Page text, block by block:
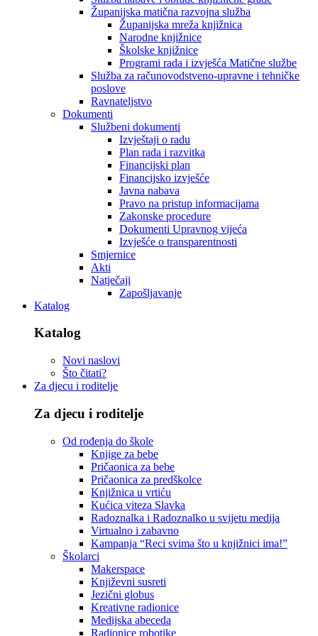
Županijska matična razvojna služba
Županijska mreža knjižnica
Narodne knjižnice
Školske knjižnice
Programi rada i izvješća Matične službe
Služba za računovodstveno-upravne i tehničke
poslove
Ravnateljstvo
Dokumenti
Službeni dokumenti
Izvještaji o radu
Plan rada i razvitka
Financijski plan
Financijsko izvješće
Javna nabava
Pravo na pristup informacijama
Zakonske procedure
Dokumenti Upravnog vijeća
Izvješće o transparentnosti
Smjernice
Akti
Natječaji
Zapošljavanje
Katalog
Katalog
Novi naslovi
Što čitati?
Za djecu i roditelje
Za djecu i roditelje
Od rođenja do škole
Knjige za bebe
Pričaonica za bebe
Pričaonica za predškolce
Knjižnica u vrtiću
Kućica viteza Slavka
Radoznalka i Radoznalko u svijetu medija
Virtualno i zabavno
Kampanja “Reci svima što u knjižnici ima!”
Školarci
Makerspace
Književni susreti
Jezični globus
Kreativne radionice
Medijska abeceda
Radionice robotike